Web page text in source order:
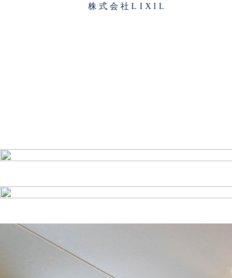
株式会社LIXIL